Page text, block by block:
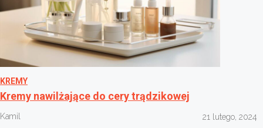
KREMY
Kremy nawilżające do cery trądzikowej
Kamil 21 lutego, 2024